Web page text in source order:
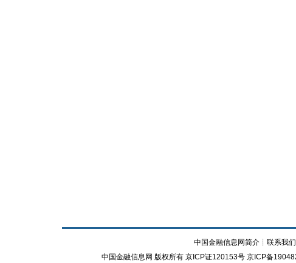
中国金融信息网简介┊ 联系我们
中国金融信息网 版权所有 京ICP证120153号 京ICP备